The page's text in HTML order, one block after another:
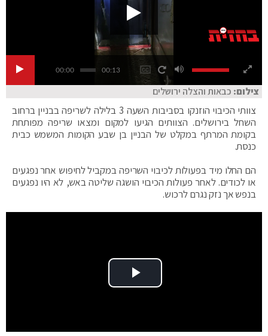
00:00 00:13
צילום: כבאות והצלה ירושלים
צוותי הכיבוי הוזנקו בסביבות השעה 3 בלילה לשריפה בבניין ברחוב
השחל בירושלים. הצוותים הגיעו למקום ומצאו שריפה מפותחת
בקומת המרתף במקלט של הבניין בן שבע הקומות המשמש כבית
כנסת.
הם החלו מיד בפעולות לכיבוי השריפה במקביל לחיפוש אחר נפגעים
או לכודים. לאחר פעולות הכיבוי הושגה שליטה באש, לא היו נפגעים
בנפש אך נזק נגרם לרכוש.
Play Video